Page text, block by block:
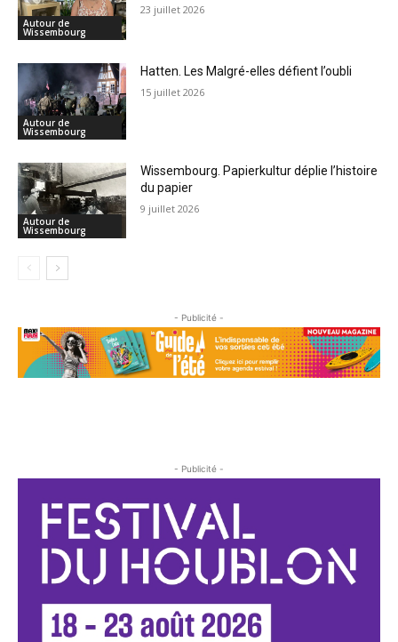
Autour de
Wissembourg
23 juillet 2026
Autour de
Wissembourg
Hatten. Les Malgré-elles défient l’oubli
15 juillet 2026
Autour de
Wissembourg
Wissembourg. Papierkultur déplie l’histoire
du papier
9 juillet 2026
- Publicité -
- Publicité -